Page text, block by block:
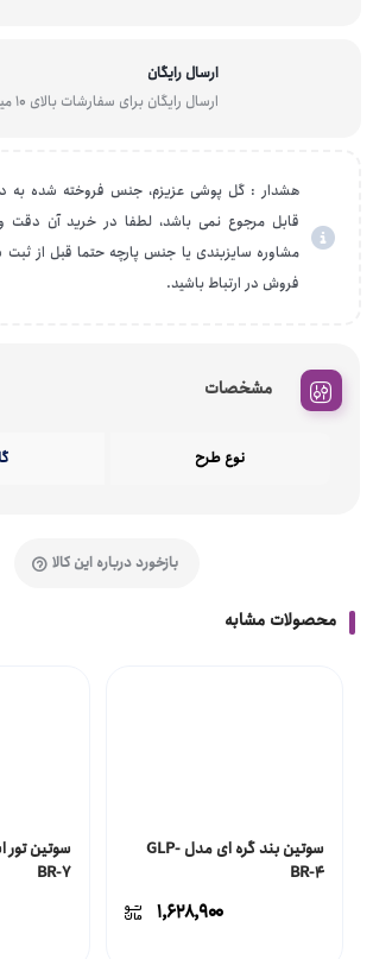
ارسال رایگان
ارسال رایگان برای سفارشات بالای 10 میلیون تومان
هشدار : گل پوشی عزیزم، جنس فروخته شده به
قابل مرجوع نمی باشد، لطفا در خرید آن
مشاوره سایزبندی یا جنس پارچه حتما قبل از ثبت
فروش در ارتباط باشید.
مشخصات
نوع طرح
بازخورد درباره این کالا
محصولات مشابه
سوتین بند گره ای مدل GLP-
BR-4
۱,۶۲۸,۹۰۰
BR-7